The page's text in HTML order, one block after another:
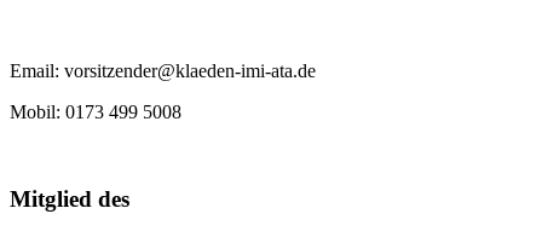
Email: vorsitzender@klaeden-imi-ata.de
Mobil: 0173 499 5008
Mitglied des